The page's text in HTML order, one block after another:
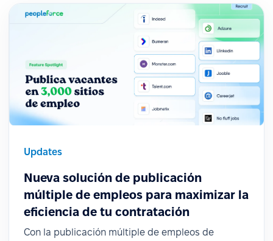
Updates
Nueva solución de publicación
múltiple de empleos para maximizar la
eficiencia de tu contratación
Con la publicación múltiple de empleos de